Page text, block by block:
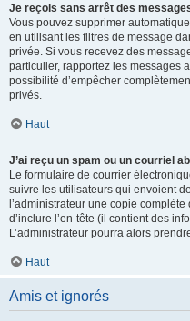
Je reçois sans arrêt des
Vous pouvez supprimer
en utilisant les filtres de message
privée. Si vous recevez des
particulier, rapportez les messages
possibilité d’empêcher
privés.
Haut
J’ai reçu un spam ou un courriel
Le formulaire de courrier
suivre les utilisateurs qui envoient
l’administrateur une copie
d’inclure l’en-tête (il contient des
L’administrateur pourra alors
Haut
Amis et ignorés